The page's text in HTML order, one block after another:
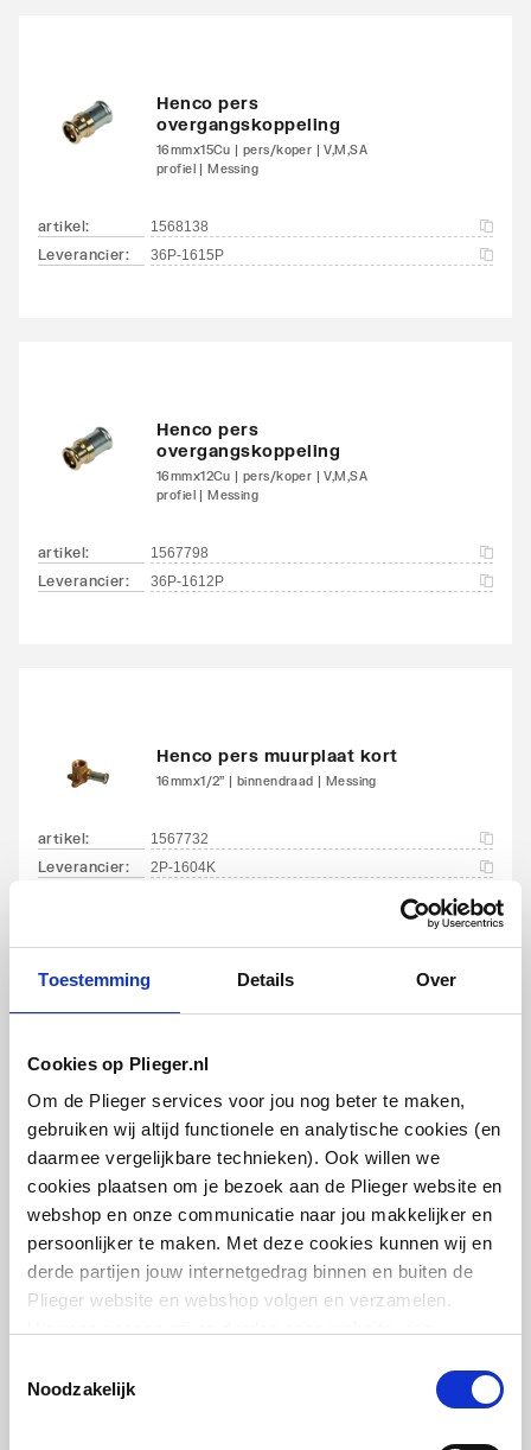
Toestemming Details Over
Cookies op Plieger.nl
Om de Plieger services voor jou nog beter te maken,
gebruiken wij altijd functionele en analytische cookies (en
daarmee vergelijkbare technieken). Ook willen we
cookies plaatsen om je bezoek aan de Plieger website en
webshop en onze communicatie naar jou makkelijker en
persoonlijker te maken. Met deze cookies kunnen wij en
derde partijen jouw internetgedrag binnen en buiten de
Plieger website en webshop volgen en verzamelen.
We slaan je cookievoorkeur op in je browser.
Noodzakelijk
Henco pers
overgangskoppeling
16mmx15Cu | pers/koper | V,M,SA
profiel | Messing
artikel: 1568138
Leverancier: 36P-1615P
Henco pers
overgangskoppeling
16mmx12Cu | pers/koper | V,M,SA
profiel | Messing
artikel: 1567798
Leverancier: 36P-1612P
Henco pers muurplaat kort
16mmx1/2" | binnendraad | Messing
artikel: 1567732
Leverancier: 2P-1604K
26x26mm | Zwart
artikel: 1568065
Leverancier: 1PK-2626